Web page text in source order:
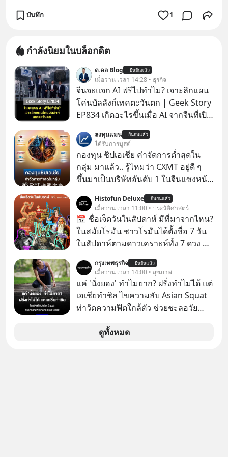
บันทึก 1
กำลังนิยมในบล็อกดิต
ด.ดล Blog ยืนยันแล้ว
เมื่อวาน เวลา 14:28 • ธุรกิจ
จีนจะแจก AI ฟรีไปทำไม? เจาะลึกแผน
โค่นบัลลังก์เทคตะวันตก | Geek Story
EP834 เกิดอะไรขึ้นเมื่อ AI จากจีนที่เปิด
AI ระดับท็อปของอเมริกาที่ใช้เงินลงทุน
สร้างกว่าร้อยล้านดอลลาร์
ปรากฏการณ์นี้ทำเอาซีอีโอผู้ทรง
อิทธิพลอย่าง Jensen Huang แห่ง
คืออนาคต แต่ในขณะเดียวกัน บริษัท
ยักษ์ใหญ่อย่าง OpenAI และ
Anthropic กลับนั่งไม่ติด ถึงขั้นรีบส่ง
สัญญาณเตือนรัฐบาลอเมริกาว่าสิ่งนี้คือ
ภัยความมั่นคงระดับชาติ ทำไมจีนถึง
ยอมหงายการ์ดแจกเทคโนโลยีระดับ
โลกให้ทุกคนดาวน์โหลดไปใช้แบบฟรีๆ
และเบื้องหลังข้ออ้างเรื่องความ
ปลอดภัย แท้จริงแล้วบริษัทยักษ์ใหญ่
ของอเมริกากำลังกลัวอะไรกันแน่ เลือก
ติดตาม PodCast ช่อง Geek Forever’s
ลงทุนแมน ยืนยันแล้ว
ได้รับการบูสต์
กองทุน ชิปเอเชีย ค่าจัดการต่ำสุดใน
กลุ่ม มาแล้ว.. รู้ไหมว่า CXMT อยู่ดี ๆ
ขึ้นมาเป็นบริษัทอันดับ 1 ในจีนแซงหน้า
บริษัทอันดับ 1 ในไต้หวันมานานแล้ว
Histofun Deluxe ยืนยันแล้ว
เมื่อวาน เวลา 11:00 • ประวัติศาสตร์
📅 ชื่อเจ็ดวันในสัปดาห์ มีที่มาจากไหน?
ในสมัยโรมัน ชาวโรมันได้ตั้งชื่อ 7 วัน
ในสัปดาห์ตามดาวเคราะห์ทั้ง 7 ดวง ที่
กรุงเทพธุรกิจ ยืนยันแล้ว
เมื่อวาน เวลา 14:00 • สุขภาพ
แค่ 'นั่งยอง' ทำไมยาก? ฝรั่งทำไม่ได้ แต่
เอเชียทำชิล ไขความลับ Asian Squat
ท่าวัดความฟิตใกล้ตัว ช่วยชะลอวัย
ต่างชาติที่พยายามทำ “Asian Squat”
ดูทั้งหมด